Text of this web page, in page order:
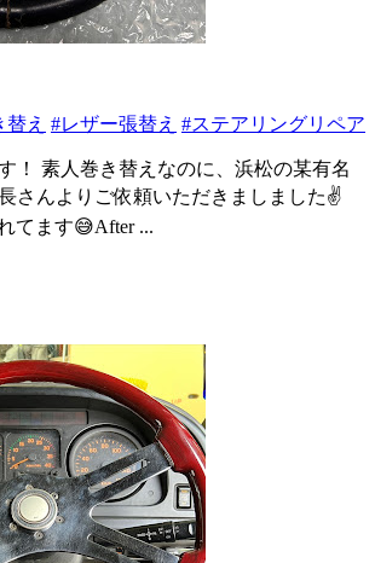
え #レザー張替え #ステアリングリペア
！ 素人巻き替えなのに、浜松の某有名
さんよりご依頼いただきましました✌
てます😅After ...